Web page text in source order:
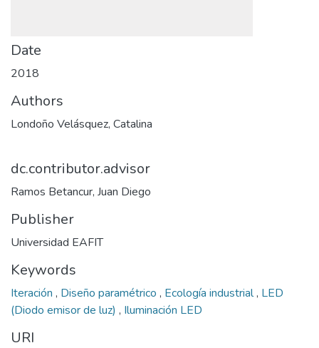
Date
2018
Authors
Londoño Velásquez, Catalina
dc.contributor.advisor
Ramos Betancur, Juan Diego
Publisher
Universidad EAFIT
Keywords
Iteración , Diseño paramétrico , Ecología industrial, LED
(Diodo emisor de luz) , Iluminación LED
URI